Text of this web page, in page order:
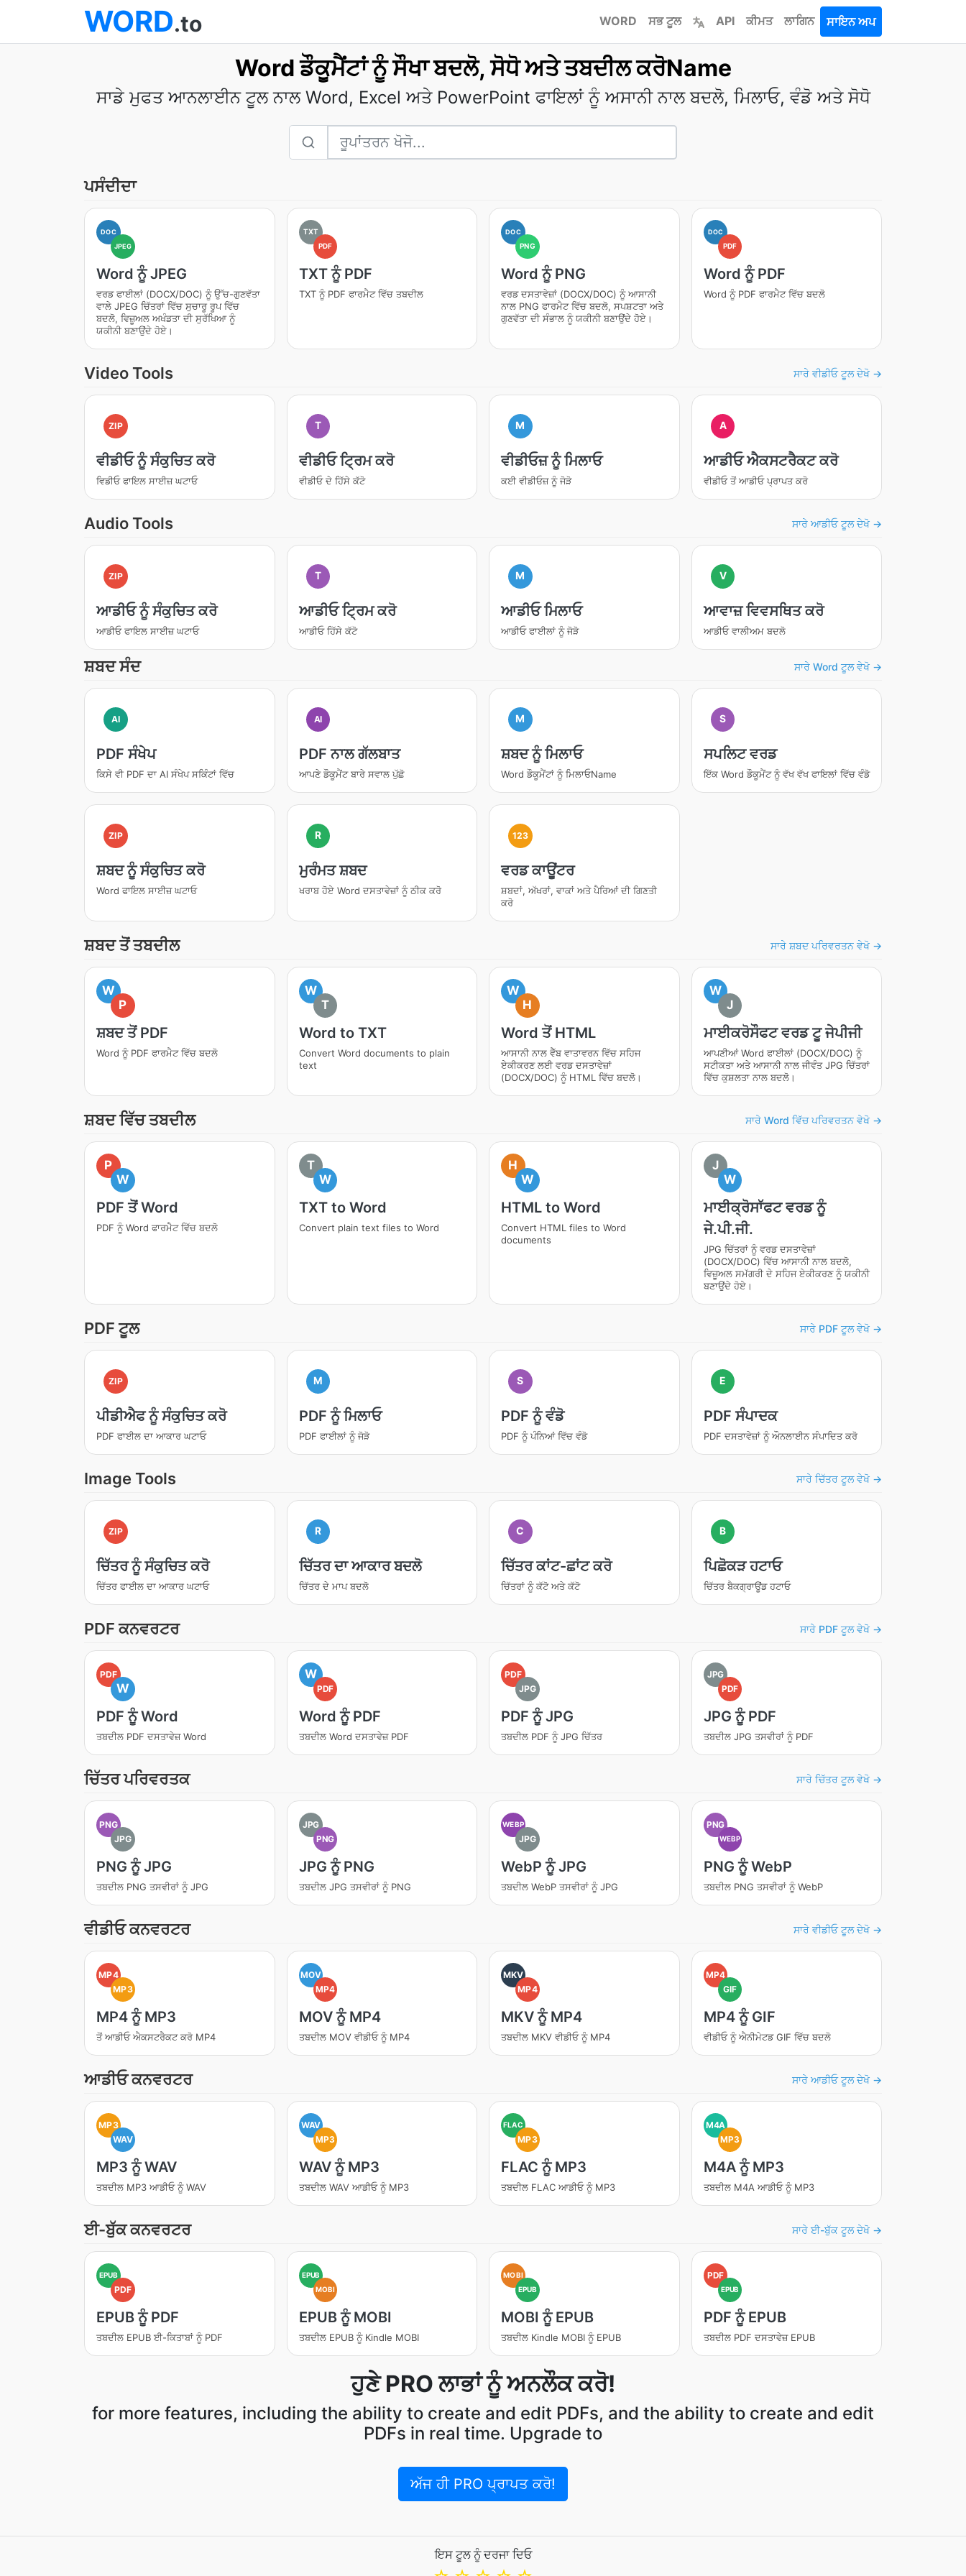
WORD.to WORD ਸਭ ਟੂਲ API ਕੀਮਤ ਲਾਗਿਨ ਸਾਇਨ ਅਪ
Word ਡੌਕੂਮੈਂਟਾਂ ਨੂੰ ਸੌਖਾ ਬਦਲੋ, ਸੋਧੋ ਅਤੇ ਤਬਦੀਲ ਕਰੋName
ਸਾਡੇ ਮੁਫਤ ਆਨਲਾਈਨ ਟੂਲ ਨਾਲ Word, Excel ਅਤੇ PowerPoint ਫਾਇਲਾਂ ਨੂੰ ਅਸਾਨੀ ਨਾਲ ਬਦਲੋ, ਮਿਲਾਓ, ਵੰਡੋ ਅਤੇ ਸੋਧੋ
ਪਸੰਦੀਦਾ
DOC
JPEG
Word ਨੂੰ JPEG
ਵਰਡ ਫਾਈਲਾਂ (DOCX/DOC) ਨੂੰ ਉੱਚ-ਗੁਣਵੱਤਾ
ਵਾਲੇ JPEG ਚਿੱਤਰਾਂ ਵਿੱਚ ਸੁਚਾਰੂ ਰੂਪ ਵਿੱਚ
ਬਦਲੋ, ਵਿਜ਼ੂਅਲ ਅਖੰਡਤਾ ਦੀ ਸੁਰੱਖਿਆ ਨੂੰ
ਯਕੀਨੀ ਬਣਾਉਂਦੇ ਹੋਏ।
TXT
PDF
TXT ਨੂੰ PDF
TXT ਨੂੰ PDF ਫਾਰਮੈਟ ਵਿੱਚ ਤਬਦੀਲ
DOC
PNG
Word ਨੂੰ PNG
ਵਰਡ ਦਸਤਾਵੇਜ਼ਾਂ (DOCX/DOC) ਨੂੰ ਆਸਾਨੀ
ਨਾਲ PNG ਫਾਰਮੈਟ ਵਿੱਚ ਬਦਲੋ, ਸਪਸ਼ਟਤਾ ਅਤੇ
ਗੁਣਵੱਤਾ ਦੀ ਸੰਭਾਲ ਨੂੰ ਯਕੀਨੀ ਬਣਾਉਂਦੇ ਹੋਏ।
DOC
PDF
Word ਨੂੰ PDF
Word ਨੂੰ PDF ਫਾਰਮੈਟ ਵਿੱਚ ਬਦਲੋ
Video Tools ਸਾਰੇ ਵੀਡੀਓ ਟੂਲ ਦੇਖੋ →
ZIP
ਵੀਡੀਓ ਨੂੰ ਸੰਕੁਚਿਤ ਕਰੋ
ਵਿਡੀਓ ਫਾਇਲ ਸਾਈਜ਼ ਘਟਾਓ
T
ਵੀਡੀਓ ਟ੍ਰਿਮ ਕਰੋ
ਵੀਡੀਓ ਦੇ ਹਿੱਸੇ ਕੱਟੋ
M
ਵੀਡੀਓਜ਼ ਨੂੰ ਮਿਲਾਓ
ਕਈ ਵੀਡੀਓਜ਼ ਨੂੰ ਜੋੜੋ
A
ਆਡੀਓ ਐਕਸਟਰੈਕਟ ਕਰੋ
ਵੀਡੀਓ ਤੋਂ ਆਡੀਓ ਪ੍ਰਾਪਤ ਕਰੋ
Audio Tools ਸਾਰੇ ਆਡੀਓ ਟੂਲ ਦੇਖੋ →
ZIP
ਆਡੀਓ ਨੂੰ ਸੰਕੁਚਿਤ ਕਰੋ
ਆਡੀਓ ਫਾਇਲ ਸਾਈਜ਼ ਘਟਾਓ
T
ਆਡੀਓ ਟ੍ਰਿਮ ਕਰੋ
ਆਡੀਓ ਹਿੱਸੇ ਕੱਟੋ
M
ਆਡੀਓ ਮਿਲਾਓ
ਆਡੀਓ ਫਾਈਲਾਂ ਨੂੰ ਜੋੜੋ
V
ਆਵਾਜ਼ ਵਿਵਸਥਿਤ ਕਰੋ
ਆਡੀਓ ਵਾਲੀਅਮ ਬਦਲੋ
ਸ਼ਬਦ ਸੰਦ ਸਾਰੇ Word ਟੂਲ ਵੇਖੋ →
AI
PDF ਸੰਖੇਪ
ਕਿਸੇ ਵੀ PDF ਦਾ AI ਸੰਖੇਪ ਸਕਿੰਟਾਂ ਵਿੱਚ
AI
PDF ਨਾਲ ਗੱਲਬਾਤ
ਆਪਣੇ ਡੌਕੂਮੈਂਟ ਬਾਰੇ ਸਵਾਲ ਪੁੱਛੋ
M
ਸ਼ਬਦ ਨੂੰ ਮਿਲਾਓ
Word ਡੌਕੂਮੈਂਟਾਂ ਨੂੰ ਮਿਲਾਓName
S
ਸਪਲਿਟ ਵਰਡ
ਇੱਕ Word ਡੌਕੂਮੈਂਟ ਨੂੰ ਵੱਖ ਵੱਖ ਫਾਇਲਾਂ ਵਿੱਚ ਵੰਡੋ
ZIP
ਸ਼ਬਦ ਨੂੰ ਸੰਕੁਚਿਤ ਕਰੋ
Word ਫਾਇਲ ਸਾਈਜ਼ ਘਟਾਓ
R
ਮੁਰੰਮਤ ਸ਼ਬਦ
ਖਰਾਬ ਹੋਏ Word ਦਸਤਾਵੇਜ਼ਾਂ ਨੂੰ ਠੀਕ ਕਰੋ
123
ਵਰਡ ਕਾਊਂਟਰ
ਸ਼ਬਦਾਂ, ਅੱਖਰਾਂ, ਵਾਕਾਂ ਅਤੇ ਪੈਰਿਆਂ ਦੀ ਗਿਣਤੀ
ਕਰੋ
ਸ਼ਬਦ ਤੋਂ ਤਬਦੀਲ ਸਾਰੇ ਸ਼ਬਦ ਪਰਿਵਰਤਨ ਵੇਖੋ →
W
P
ਸ਼ਬਦ ਤੋਂ PDF
Word ਨੂੰ PDF ਫਾਰਮੈਟ ਵਿੱਚ ਬਦਲੋ
W
T
Word to TXT
Convert Word documents to plain
text
W
H
Word ਤੋਂ HTML
ਆਸਾਨੀ ਨਾਲ ਵੈੱਬ ਵਾਤਾਵਰਨ ਵਿੱਚ ਸਹਿਜ
ਏਕੀਕਰਣ ਲਈ ਵਰਡ ਦਸਤਾਵੇਜ਼ਾਂ
(DOCX/DOC) ਨੂੰ HTML ਵਿੱਚ ਬਦਲੋ।
W
J
ਮਾਈਕਰੋਸੌਫਟ ਵਰਡ ਟੂ ਜੇਪੀਜੀ
ਆਪਣੀਆਂ Word ਫਾਈਲਾਂ (DOCX/DOC) ਨੂੰ
ਸਟੀਕਤਾ ਅਤੇ ਆਸਾਨੀ ਨਾਲ ਜੀਵੰਤ JPG ਚਿੱਤਰਾਂ
ਵਿੱਚ ਕੁਸ਼ਲਤਾ ਨਾਲ ਬਦਲੋ।
ਸ਼ਬਦ ਵਿੱਚ ਤਬਦੀਲ ਸਾਰੇ Word ਵਿੱਚ ਪਰਿਵਰਤਨ ਵੇਖੋ →
P
W
PDF ਤੋਂ Word
PDF ਨੂੰ Word ਫਾਰਮੈਟ ਵਿੱਚ ਬਦਲੋ
T
W
TXT to Word
Convert plain text files to Word
H
W
HTML to Word
Convert HTML files to Word
documents
J
W
ਮਾਈਕ੍ਰੋਸਾੱਫਟ ਵਰਡ ਨੂੰ
ਜੇ.ਪੀ.ਜੀ.
JPG ਚਿੱਤਰਾਂ ਨੂੰ ਵਰਡ ਦਸਤਾਵੇਜ਼ਾਂ
(DOCX/DOC) ਵਿੱਚ ਆਸਾਨੀ ਨਾਲ ਬਦਲੋ,
ਵਿਜ਼ੂਅਲ ਸਮੱਗਰੀ ਦੇ ਸਹਿਜ ਏਕੀਕਰਣ ਨੂੰ ਯਕੀਨੀ
ਬਣਾਉਂਦੇ ਹੋਏ।
PDF ਟੂਲ ਸਾਰੇ PDF ਟੂਲ ਵੇਖੋ →
ZIP
ਪੀਡੀਐਫ ਨੂੰ ਸੰਕੁਚਿਤ ਕਰੋ
PDF ਫਾਈਲ ਦਾ ਆਕਾਰ ਘਟਾਓ
M
PDF ਨੂੰ ਮਿਲਾਓ
PDF ਫਾਈਲਾਂ ਨੂੰ ਜੋੜੋ
S
PDF ਨੂੰ ਵੰਡੋ
PDF ਨੂੰ ਪੰਨਿਆਂ ਵਿੱਚ ਵੰਡੋ
E
PDF ਸੰਪਾਦਕ
PDF ਦਸਤਾਵੇਜ਼ਾਂ ਨੂੰ ਔਨਲਾਈਨ ਸੰਪਾਦਿਤ ਕਰੋ
Image Tools ਸਾਰੇ ਚਿੱਤਰ ਟੂਲ ਵੇਖੋ →
ZIP
ਚਿੱਤਰ ਨੂੰ ਸੰਕੁਚਿਤ ਕਰੋ
ਚਿੱਤਰ ਫਾਈਲ ਦਾ ਆਕਾਰ ਘਟਾਓ
R
ਚਿੱਤਰ ਦਾ ਆਕਾਰ ਬਦਲੋ
ਚਿੱਤਰ ਦੇ ਮਾਪ ਬਦਲੋ
C
ਚਿੱਤਰ ਕਾਂਟ-ਛਾਂਟ ਕਰੋ
ਚਿੱਤਰਾਂ ਨੂੰ ਕੱਟੋ ਅਤੇ ਕੱਟੋ
B
ਪਿਛੋਕੜ ਹਟਾਓ
ਚਿੱਤਰ ਬੈਕਗ੍ਰਾਊਂਡ ਹਟਾਓ
PDF ਕਨਵਰਟਰ ਸਾਰੇ PDF ਟੂਲ ਵੇਖੋ →
PDF
W
PDF ਨੂੰ Word
ਤਬਦੀਲ PDF ਦਸਤਾਵੇਜ਼ Word
W
PDF
Word ਨੂੰ PDF
ਤਬਦੀਲ Word ਦਸਤਾਵੇਜ਼ PDF
PDF
JPG
PDF ਨੂੰ JPG
ਤਬਦੀਲ PDF ਨੂੰ JPG ਚਿੱਤਰ
JPG
PDF
JPG ਨੂੰ PDF
ਤਬਦੀਲ JPG ਤਸਵੀਰਾਂ ਨੂੰ PDF
ਚਿੱਤਰ ਪਰਿਵਰਤਕ ਸਾਰੇ ਚਿੱਤਰ ਟੂਲ ਵੇਖੋ →
PNG
JPG
PNG ਨੂੰ JPG
ਤਬਦੀਲ PNG ਤਸਵੀਰਾਂ ਨੂੰ JPG
JPG
PNG
JPG ਨੂੰ PNG
ਤਬਦੀਲ JPG ਤਸਵੀਰਾਂ ਨੂੰ PNG
WEBP
JPG
WebP ਨੂੰ JPG
ਤਬਦੀਲ WebP ਤਸਵੀਰਾਂ ਨੂੰ JPG
PNG
WEBP
PNG ਨੂੰ WebP
ਤਬਦੀਲ PNG ਤਸਵੀਰਾਂ ਨੂੰ WebP
ਵੀਡੀਓ ਕਨਵਰਟਰ ਸਾਰੇ ਵੀਡੀਓ ਟੂਲ ਦੇਖੋ →
MP4
MP3
MP4 ਨੂੰ MP3
ਤੋਂ ਆਡੀਓ ਐਕਸਟਰੈਕਟ ਕਰੋ MP4
MOV
MP4
MOV ਨੂੰ MP4
ਤਬਦੀਲ MOV ਵੀਡੀਓ ਨੂੰ MP4
MKV
MP4
MKV ਨੂੰ MP4
ਤਬਦੀਲ MKV ਵੀਡੀਓ ਨੂੰ MP4
MP4
GIF
MP4 ਨੂੰ GIF
ਵੀਡੀਓ ਨੂੰ ਐਨੀਮੇਟਡ GIF ਵਿੱਚ ਬਦਲੋ
ਆਡੀਓ ਕਨਵਰਟਰ ਸਾਰੇ ਆਡੀਓ ਟੂਲ ਦੇਖੋ →
MP3
WAV
MP3 ਨੂੰ WAV
ਤਬਦੀਲ MP3 ਆਡੀਓ ਨੂੰ WAV
WAV
MP3
WAV ਨੂੰ MP3
ਤਬਦੀਲ WAV ਆਡੀਓ ਨੂੰ MP3
FLAC
MP3
FLAC ਨੂੰ MP3
ਤਬਦੀਲ FLAC ਆਡੀਓ ਨੂੰ MP3
M4A
MP3
M4A ਨੂੰ MP3
ਤਬਦੀਲ M4A ਆਡੀਓ ਨੂੰ MP3
ਈ-ਬੁੱਕ ਕਨਵਰਟਰ ਸਾਰੇ ਈ-ਬੁੱਕ ਟੂਲ ਦੇਖੋ →
EPUB
PDF
EPUB ਨੂੰ PDF
ਤਬਦੀਲ EPUB ਈ-ਕਿਤਾਬਾਂ ਨੂੰ PDF
EPUB
MOBI
EPUB ਨੂੰ MOBI
ਤਬਦੀਲ EPUB ਨੂੰ Kindle MOBI
MOBI
EPUB
MOBI ਨੂੰ EPUB
ਤਬਦੀਲ Kindle MOBI ਨੂੰ EPUB
PDF
EPUB
PDF ਨੂੰ EPUB
ਤਬਦੀਲ PDF ਦਸਤਾਵੇਜ਼ EPUB
ਹੁਣੇ PRO ਲਾਭਾਂ ਨੂੰ ਅਨਲੌਕ ਕਰੋ!
for more features, including the ability to create and edit PDFs, and the ability to create and edit
PDFs in real time. Upgrade to
ਅੱਜ ਹੀ PRO ਪ੍ਰਾਪਤ ਕਰੋ!
ਇਸ ਟੂਲ ਨੂੰ ਦਰਜਾ ਦਿਓ